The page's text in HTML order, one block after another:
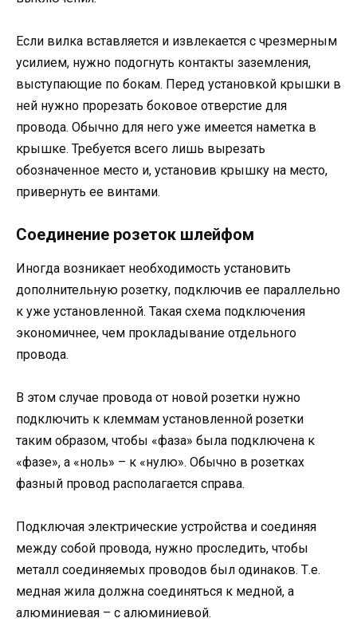
Если вилка вставляется и извлекается с чрезмерным
усилием, нужно подогнуть контакты заземления,
выступающие по бокам. Перед установкой крышки в
ней нужно прорезать боковое отверстие для
провода. Обычно для него уже имеется наметка в
крышке. Требуется всего лишь вырезать
обозначенное место и, установив крышку на место,
привернуть ее винтами.
Соединение розеток шлейфом
Иногда возникает необходимость установить
дополнительную розетку, подключив ее параллельно
к уже установленной. Такая схема подключения
экономичнее, чем прокладывание отдельного
провода.
В этом случае провода от новой розетки нужно
подключить к клеммам установленной розетки
таким образом, чтобы «фаза» была подключена к
«фазе», а «ноль» – к «нулю». Обычно в розетках
фазный провод располагается справа.
Подключая электрические устройства и соединяя
между собой провода, нужно проследить, чтобы
металл соединяемых проводов был одинаков. Т.е.
медная жила должна соединяться к медной, а
алюминиевая – с алюминиевой.